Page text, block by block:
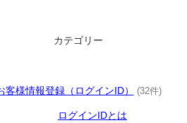
カテゴリー
客様情報登録（ログインID） (32件)
ログインIDとは